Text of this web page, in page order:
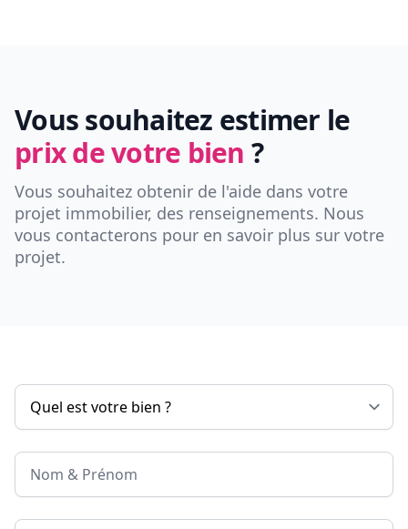
Vous souhaitez estimer le
prix de votre bien ?
Vous souhaitez obtenir de l'aide dans votre
projet immobilier, des renseignements. Nous
vous contacterons pour en savoir plus sur votre
projet.
Nom & Prénom